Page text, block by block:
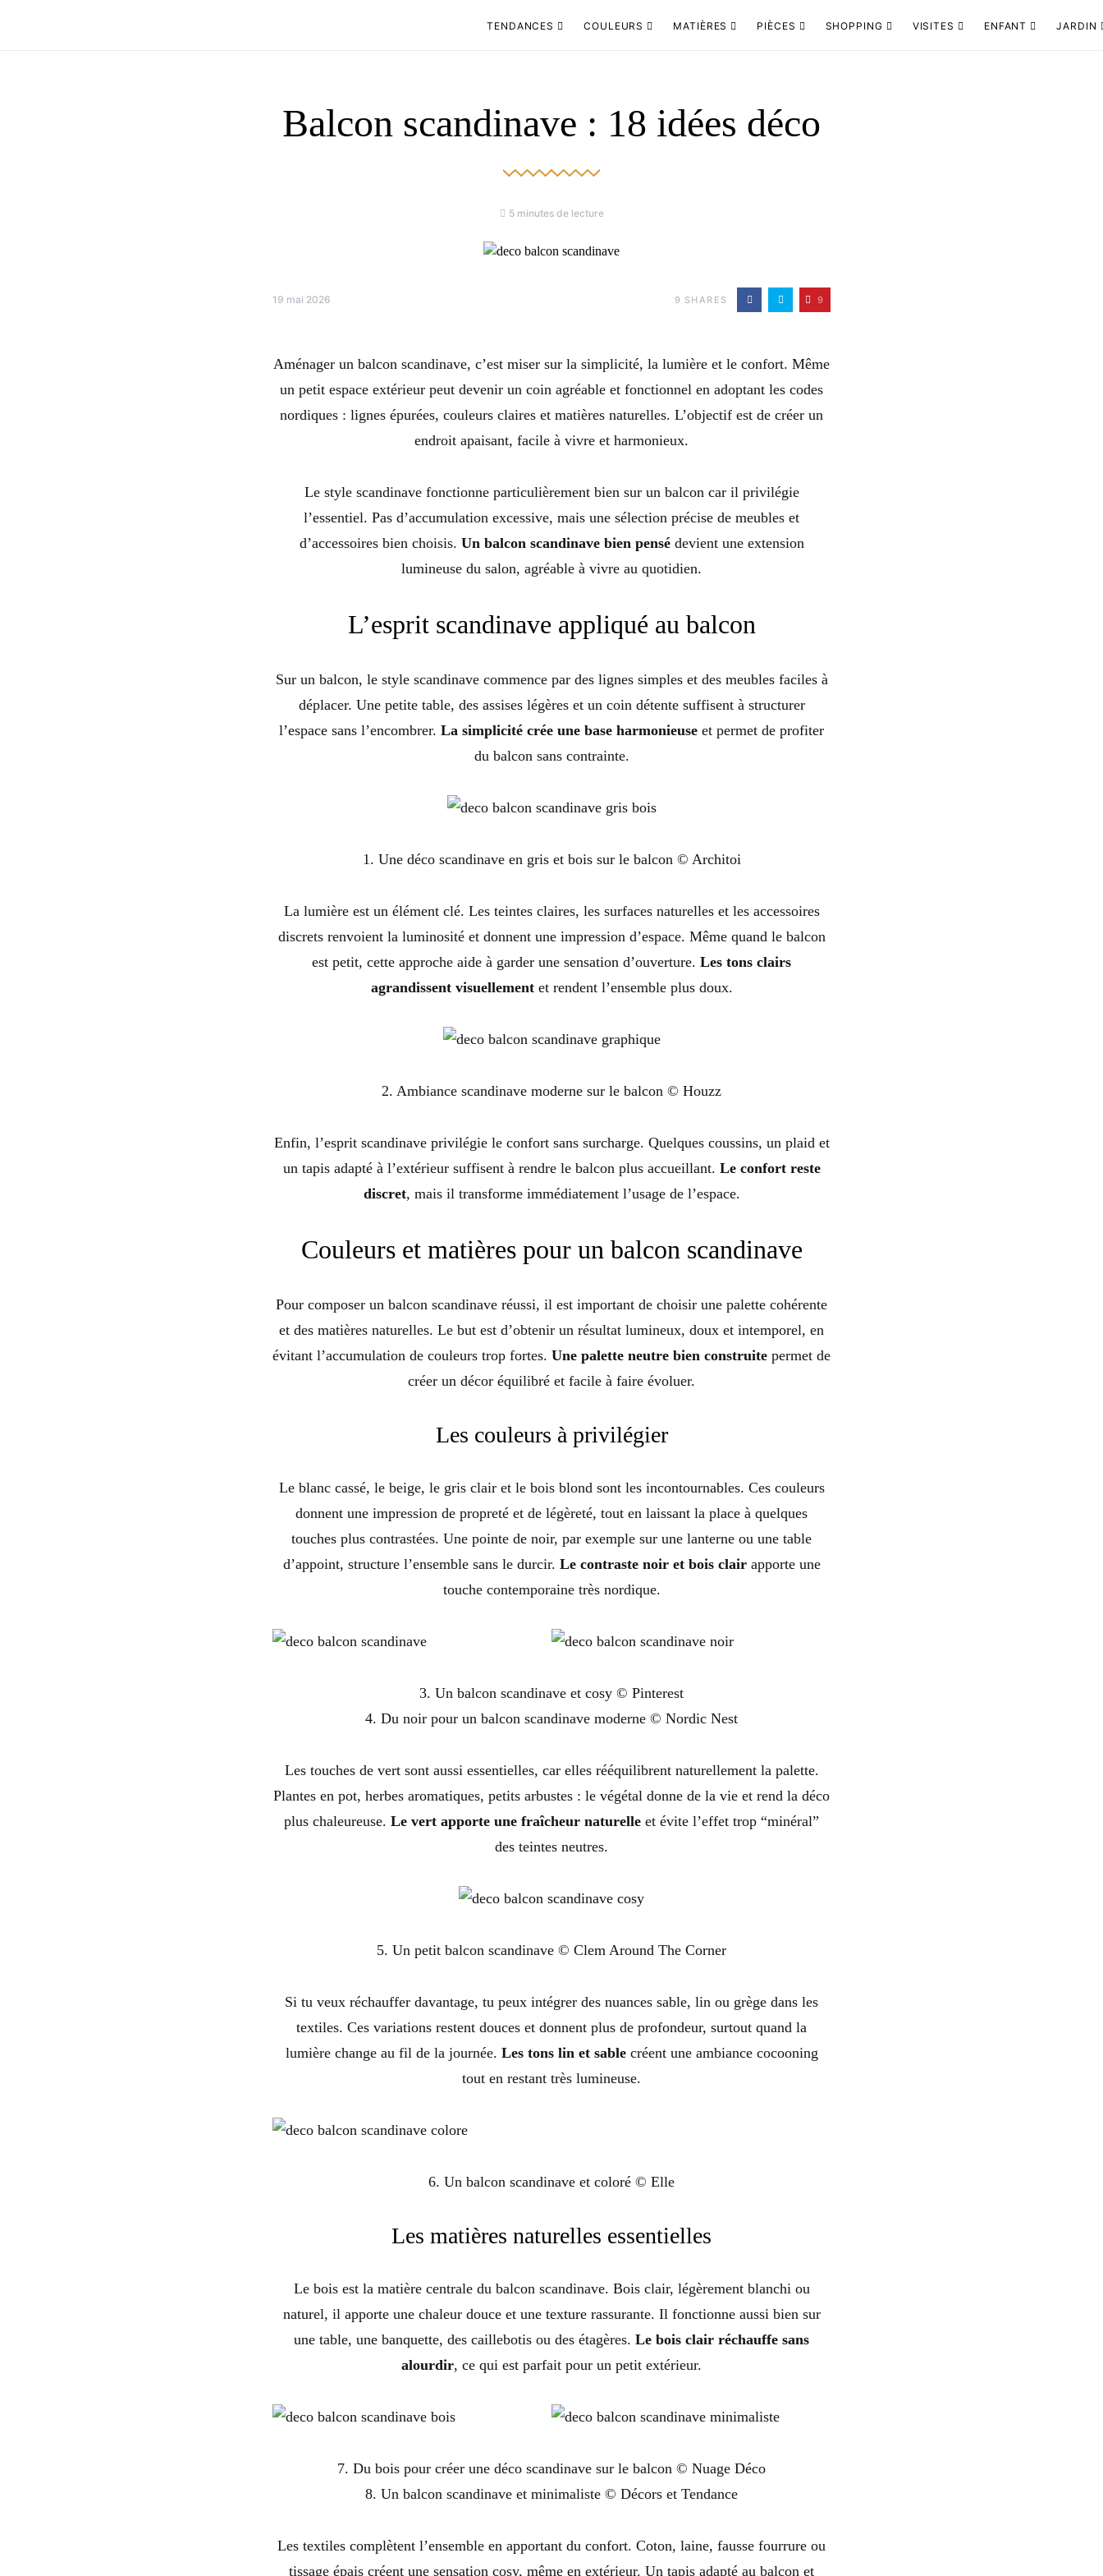
TENDANCES COULEURS MATIÈRES PIÈCES SHOPPING VISITES ENFANT JARDIN
Balcon scandinave : 18 idées déco
5 minutes de lecture
19 mai 2026 9 SHARES 9
Aménager un balcon scandinave, c’est miser sur la simplicité, la lumière et le confort. Même
un petit espace extérieur peut devenir un coin agréable et fonctionnel en adoptant les codes
nordiques : lignes épurées, couleurs claires et matières naturelles. L’objectif est de créer un
endroit apaisant, facile à vivre et harmonieux.
Le style scandinave fonctionne particulièrement bien sur un balcon car il privilégie
l’essentiel. Pas d’accumulation excessive, mais une sélection précise de meubles et
d’accessoires bien choisis. Un balcon scandinave bien pensédevient une extension
lumineuse du salon, agréable à vivre au quotidien.
L’esprit scandinave appliqué au balcon
Sur un balcon, le style scandinave commence par des lignes simples et des meubles faciles à
déplacer. Une petite table, des assises légères et un coin détente suffisent à structurer
l’espace sans l’encombrer. La simplicité crée une base harmonieuse et permet de profiter
du balcon sans contrainte.
1. Une déco scandinave en gris et bois sur le balcon © Architoi
La lumière est un élément clé. Les teintes claires, les surfaces naturelles et les accessoires
discrets renvoient la luminosité et donnent une impression d’espace. Même quand le balcon
est petit, cette approche aide à garder une sensation d’ouverture. Les tons clairs
agrandissent visuellementet rendent l’ensemble plus doux.
2. Ambiance scandinave moderne sur le balcon © Houzz
Enfin, l’esprit scandinave privilégie le confort sans surcharge. Quelques coussins, un plaid et
un tapis adapté à l’extérieur suffisent à rendre le balcon plus accueillant. Le confort reste
discret, mais il transforme immédiatement l’usage de l’espace.
Couleurs et matières pour un balcon scandinave
Pour composer un balcon scandinave réussi, il est important de choisir une palette cohérente
et des matières naturelles. Le but est d’obtenir un résultat lumineux, doux et intemporel, en
évitant l’accumulation de couleurs trop fortes. Une palette neutre bien construite permet de
créer un décor équilibré et facile à faire évoluer.
Les couleurs à privilégier
Le blanc cassé, le beige, le gris clair et le bois blond sont les incontournables. Ces couleurs
donnent une impression de propreté et de légèreté, tout en laissant la place à quelques
touches plus contrastées. Une pointe de noir, par exemple sur une lanterne ou une table
d’appoint, structure l’ensemble sans le durcir. Le contraste noir et bois clairapporte une
touche contemporaine très nordique.
3. Un balcon scandinave et cosy © Pinterest
4. Du noir pour un balcon scandinave moderne © Nordic Nest
Les touches de vert sont aussi essentielles, car elles rééquilibrent naturellement la palette.
Plantes en pot, herbes aromatiques, petits arbustes : le végétal donne de la vie et rend la déco
plus chaleureuse. Le vert apporte une fraîcheur naturelle et évite l’effet trop “minéral”
des teintes neutres.
5. Un petit balcon scandinave © Clem Around The Corner
Si tu veux réchauffer davantage, tu peux intégrer des nuances sable, lin ou grège dans les
textiles. Ces variations restent douces et donnent plus de profondeur, surtout quand la
lumière change au fil de la journée. Les tons lin et sablecréent une ambiance cocooning
tout en restant très lumineuse.
6. Un balcon scandinave et coloré © Elle
Les matières naturelles essentielles
Le bois est la matière centrale du balcon scandinave. Bois clair, légèrement blanchi ou
naturel, il apporte une chaleur douce et une texture rassurante. Il fonctionne aussi bien sur
une table, une banquette, des caillebotis ou des étagères. Le bois clair réchauffe sans
alourdir, ce qui est parfait pour un petit extérieur.
7. Du bois pour créer une déco scandinave sur le balcon © Nuage Déco
8. Un balcon scandinave et minimaliste © Décors et Tendance
Les textiles complètent l’ensemble en apportant du confort. Coton, laine, fausse fourrure ou
tissage épais créent une sensation cosy, même en extérieur. Un tapis adapté au balcon et